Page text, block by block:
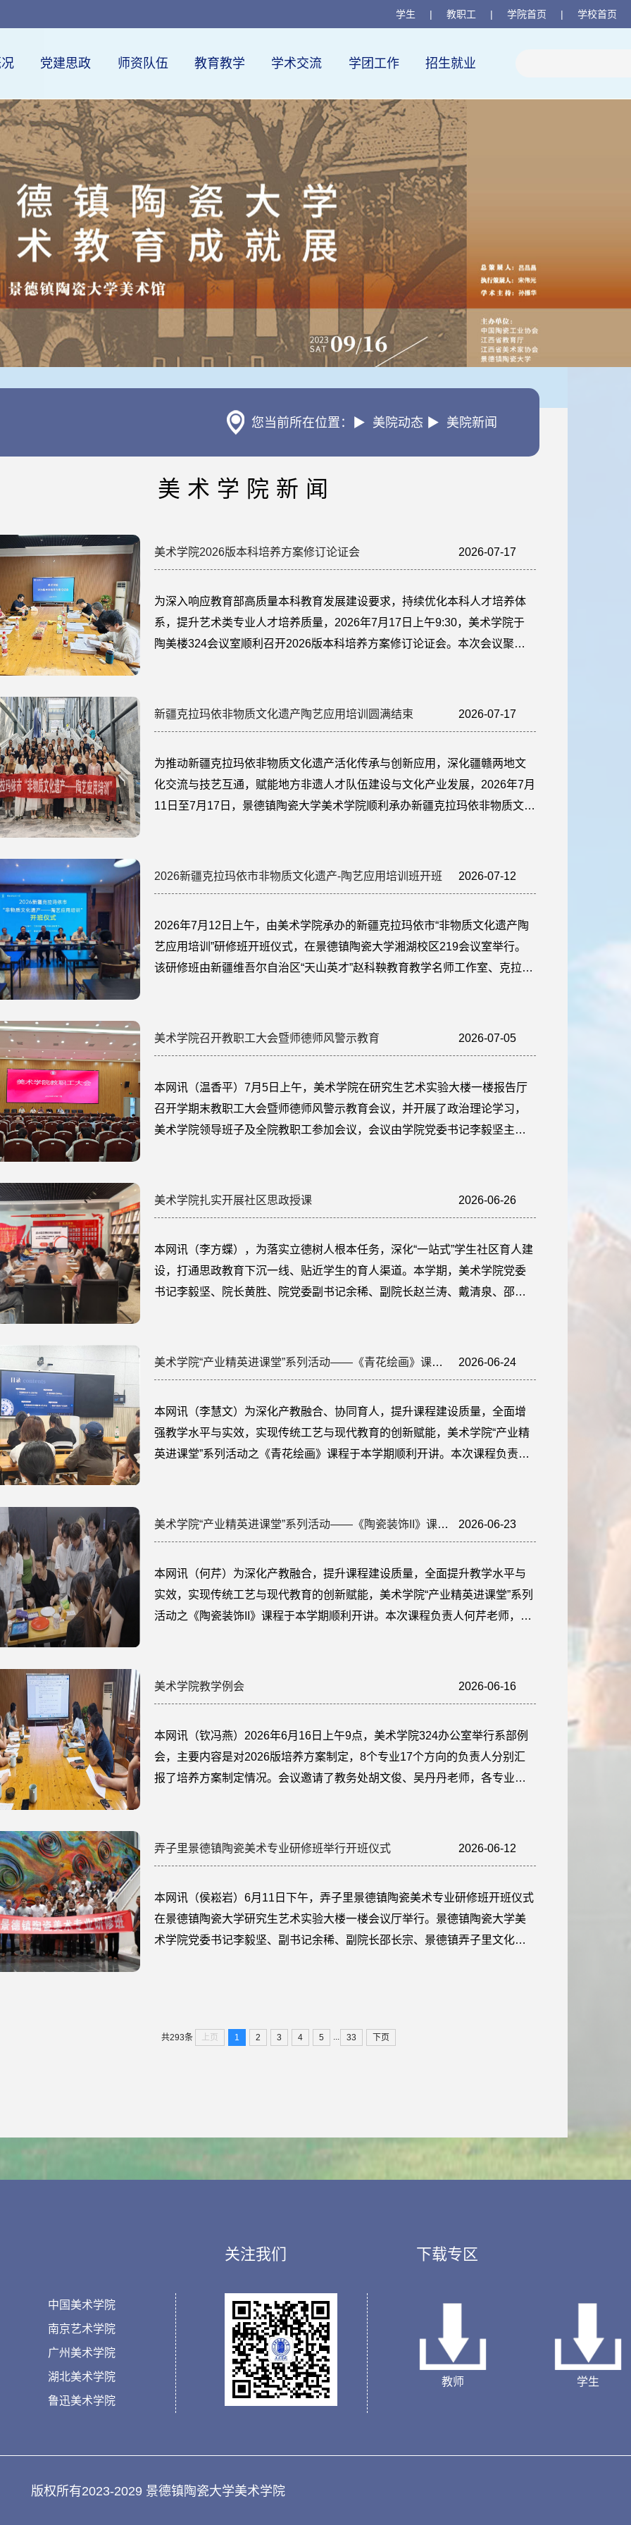
学生 | 教职工 | 学院首页 | 学校首页
党建思政 师资队伍 教育教学 学术交流 学团工作 招生就业
您当前所在位置：▶ 美院动态 ▶ 美院新闻
美术学院新闻
2026-07-17
美术学院2026版本科培养方案修订论证会
为深入响应教育部高质量本科教育发展建设要求，持续优化本科人才培养体
系，提升艺术类专业人才培养质量，2026年7月17日上午9:30，美术学院于
陶美楼324会议室顺利召开2026版本科培养方案修订论证会。本次会议聚焦
订工作的专业性与严谨性，特邀鲁迅美术学院林栋教授、四川美术学院孟福
2026-07-17
新疆克拉玛依非物质文化遗产陶艺应用培训圆满结束
为推动新疆克拉玛依非物质文化遗产活化传承与创新应用，深化疆赣两地文
化交流与技艺互通，赋能地方非遗人才队伍建设与文化产业发展，2026年7月
11日至7月17日，景德镇陶瓷大学美术学院顺利承办新疆克拉玛依非物质文化
培训模式，聚焦非遗陶艺创新应用核心需求，圆满完成各项培训任务...
2026-07-12
2026新疆克拉玛依市非物质文化遗产-陶艺应用培训班开班
2026年7月12日上午，由美术学院承办的新疆克拉玛依市“非物质文化遗产陶
艺应用培训”研修班开班仪式，在景德镇陶瓷大学湘湖校区219会议室举行。
该研修班由新疆维吾尔自治区“天山英才”赵科鞅教育教学名师工作室、克拉玛
依市美术学科卓越、骨干、青年教师，共计47名学员组成。开班仪式...
2026-07-05
美术学院召开教职工大会暨师德师风警示教育
本网讯（温香平）7月5日上午，美术学院在研究生艺术实验大楼一楼报告厅
召开学期末教职工大会暨师德师风警示教育会议，并开展了政治理论学习，
美术学院领导班子及全院教职工参加会议，会议由学院党委书记李毅坚主
为戒，严格遵守教学规范，认真上好每一堂课，用心关爱每一名学生。同
2026-06-26
美术学院扎实开展社区思政授课
本网讯（李方蝶），为落实立德树人根本任务，深化“一站式”学生社区育人建
设，打通思政教育下沉一线、贴近学生的育人渠道。本学期，美术学院党委
书记李毅坚、院长黄胜、院党委副书记余稀、副院长赵兰涛、戴清泉、邵长
色，将理论学习与美育育人相结合。引导学生树立青年视角下的正确...
2026-06-24
美术学院“产业精英进课堂”系列活动——《青花绘画》课程开讲
本网讯（李慧文）为深化产教融合、协同育人，提升课程建设质量，全面增
强教学水平与实效，实现传统工艺与现代教育的创新赋能，美术学院“产业精
英进课堂”系列活动之《青花绘画》课程于本学期顺利开讲。本次课程负责人
绘9班学生量身打造了涵盖理论、技法与产业应用的全链条教学模块...
2026-06-23
美术学院“产业精英进课堂”系列活动——《陶瓷装饰II》课程开讲
本网讯（何芹）为深化产教融合，提升课程建设质量，全面提升教学水平与
实效，实现传统工艺与现代教育的创新赋能，美术学院“产业精英进课堂”系列
活动之《陶瓷装饰II》课程于本学期顺利开讲。本次课程负责人何芹老师，特
瓷”主理人周亦，为24级首饰1、2班的学生量身打造理论与实践深...
2026-06-16
美术学院教学例会
本网讯（钦冯燕）2026年6月16日上午9点，美术学院324办公室举行系部例
会，主要内容是对2026版培养方案制定，8个专业17个方向的负责人分别汇
报了培养方案制定情况。会议邀请了教务处胡文俊、吴丹丹老师，各专业负
任编辑：温香平 审稿：李毅坚 温香平
2026-06-12
弄子里景德镇陶瓷美术专业研修班举行开班仪式
本网讯（侯崧岩）6月11日下午，弄子里景德镇陶瓷美术专业研修班开班仪式
在景德镇陶瓷大学研究生艺术实验大楼一楼会议厅举行。景德镇陶瓷大学美
术学院党委书记李毅坚、副书记余稀、副院长邵长宗、景德镇弄子里文化发
共293条 上页 1 2 3 4 5 ... 33 下页
中国美术学院
南京艺术学院
广州美术学院
湖北美术学院
鲁迅美术学院
关注我们 下载专区
教师 学生
版权所有2023-2029 景德镇陶瓷大学美术学院